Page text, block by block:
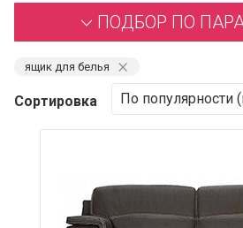
ПОДБОР ПО
ящик для белья ⨯
Сортировка